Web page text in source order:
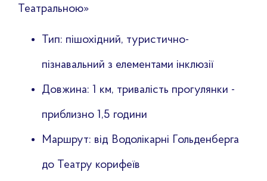
Театральною»
Тип: пішохідний, туристично-
пізнавальний з елементами інклюзії
Довжина: 1 км, тривалість прогулянки -
приблизно 1,5 години
Маршрут: від Водолікарні Гольденберга
до Театру корифеїв